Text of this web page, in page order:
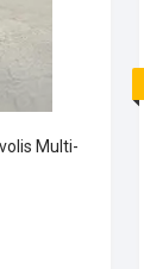
Multi-